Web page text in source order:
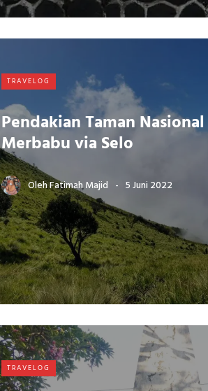
TRAVELOG
Pendakian Taman
Merbabu via Selo
OlehFatimah Majid 5 Juni 2022
TRAVELOG